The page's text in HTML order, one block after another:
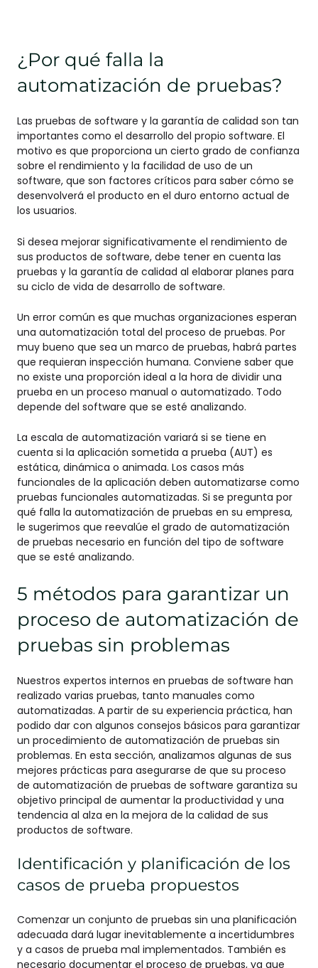
¿Por qué falla la
automatización de pruebas?
Las pruebas de software y la garantía de calidad son tan
importantes como el desarrollo del propio software. El
motivo es que proporciona un cierto grado de confianza
sobre el rendimiento y la facilidad de uso de un
software, que son factores críticos para saber cómo se
desenvolverá el producto en el duro entorno actual de
los usuarios.
Si desea mejorar significativamente el rendimiento de
sus productos de software, debe tener en cuenta las
pruebas y la garantía de calidad al elaborar planes para
su ciclo de vida de desarrollo de software.
Un error común es que muchas organizaciones esperan
una automatización total del proceso de pruebas. Por
muy bueno que sea un marco de pruebas, habrá partes
que requieran inspección humana. Conviene saber que
no existe una proporción ideal a la hora de dividir una
prueba en un proceso manual o automatizado. Todo
depende del software que se esté analizando.
La escala de automatización variará si se tiene en
cuenta si la aplicación sometida a prueba (AUT) es
estática, dinámica o animada. Los casos más
funcionales de la aplicación deben automatizarse como
pruebas funcionales automatizadas. Si se pregunta por
qué falla la automatización de pruebas en su empresa,
le sugerimos que reevalúe el grado de automatización
de pruebas necesario en función del tipo de software
que se esté analizando.
5 métodos para garantizar un
proceso de automatización de
pruebas sin problemas
Nuestros expertos internos en pruebas de software han
realizado varias pruebas, tanto manuales como
automatizadas. A partir de su experiencia práctica, han
podido dar con algunos consejos básicos para garantizar
un procedimiento de automatización de pruebas sin
problemas. En esta sección, analizamos algunas de sus
mejores prácticas para asegurarse de que su proceso
de automatización de pruebas de software garantiza su
objetivo principal de aumentar la productividad y una
tendencia al alza en la mejora de la calidad de sus
productos de software.
Identificación y planificación de los
casos de prueba propuestos
Comenzar un conjunto de pruebas sin una planificación
adecuada dará lugar inevitablemente a incertidumbres
y a casos de prueba mal implementados. También es
necesario documentar el proceso de pruebas, ya que